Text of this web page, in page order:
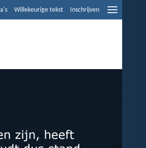
Willekeurige tekst Inschrijven